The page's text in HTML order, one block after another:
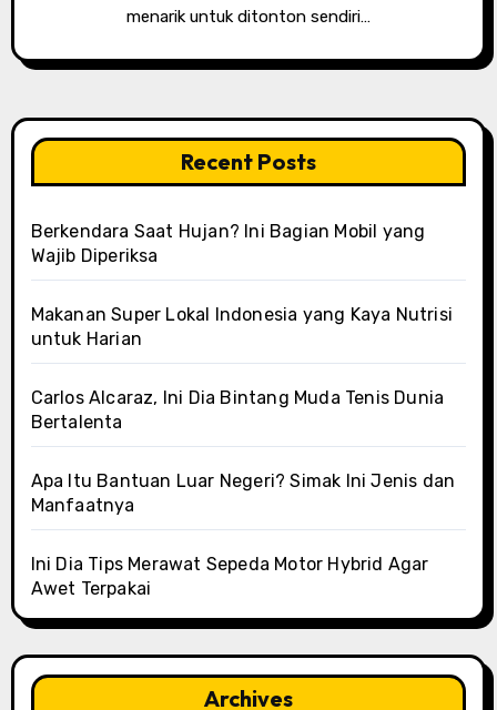
menarik untuk ditonton sendiri…
Recent Posts
Berkendara Saat Hujan? Ini Bagian Mobil yang
Wajib Diperiksa
Makanan Super Lokal Indonesia yang Kaya Nutrisi
untuk Harian
Carlos Alcaraz, Ini Dia Bintang Muda Tenis Dunia
Bertalenta
Apa Itu Bantuan Luar Negeri? Simak Ini Jenis dan
Manfaatnya
Ini Dia Tips Merawat Sepeda Motor Hybrid Agar
Awet Terpakai
Archives